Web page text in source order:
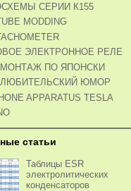
СЕРИИ К155
MODDING
ЭЛЕКТРОННОЕ РЕЛЕ
ПО ЯПОНСКИ
ЮМОР
APPARATUS TESLA
статьи
Таблицы ESR
электролитических
конденсаторов